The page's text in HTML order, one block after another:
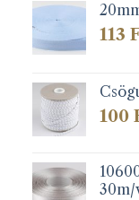
113
100
30m/